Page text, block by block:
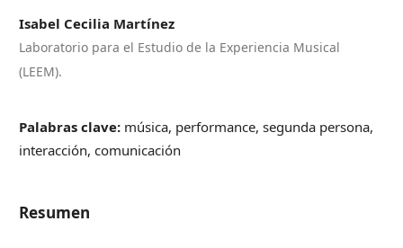
Isabel Cecilia Martínez
Laboratorio para el Estudio de la Experiencia Musical
(LEEM).
Palabras clave: música, performance, segunda persona,
interacción, comunicación
Resumen